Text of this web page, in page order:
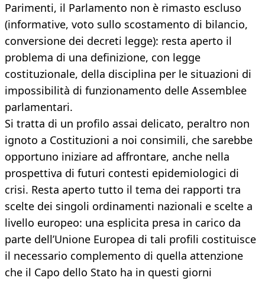
Parimenti, il Parlamento non è rimasto escluso
(informative, voto sullo scostamento di bilancio,
conversione dei decreti legge): resta aperto il
problema di una definizione, con legge
costituzionale, della disciplina per le situazioni di
impossibilità di funzionamento delle Assemblee
parlamentari.
Si tratta di un profilo assai delicato, peraltro non
ignoto a Costituzioni a noi consimili, che sarebbe
opportuno iniziare ad affrontare, anche nella
prospettiva di futuri contesti epidemiologici di
crisi. Resta aperto tutto il tema dei rapporti tra
scelte dei singoli ordinamenti nazionali e scelte a
livello europeo: una esplicita presa in carico da
parte dell’Unione Europea di tali profili costituisce
il necessario complemento di quella attenzione
che il Capo dello Stato ha in questi giorni